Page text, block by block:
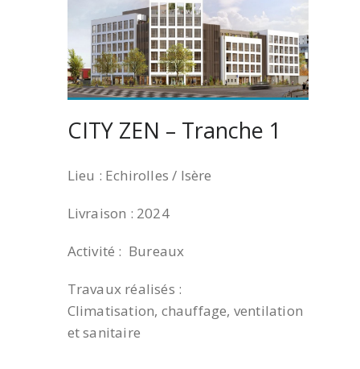
CITY ZEN – Tranche 1
Lieu : Echirolles / Isère
Livraison : 2024
Activité : Bureaux
Travaux réalisés :
Climatisation, chauffage, ventilation
et sanitaire